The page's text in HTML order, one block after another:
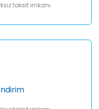
taksit imkanı.